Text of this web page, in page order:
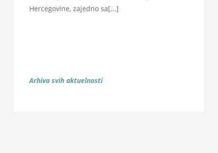
Hercegovine, zajedno sa[...]
Arhiva svih aktuelnosti